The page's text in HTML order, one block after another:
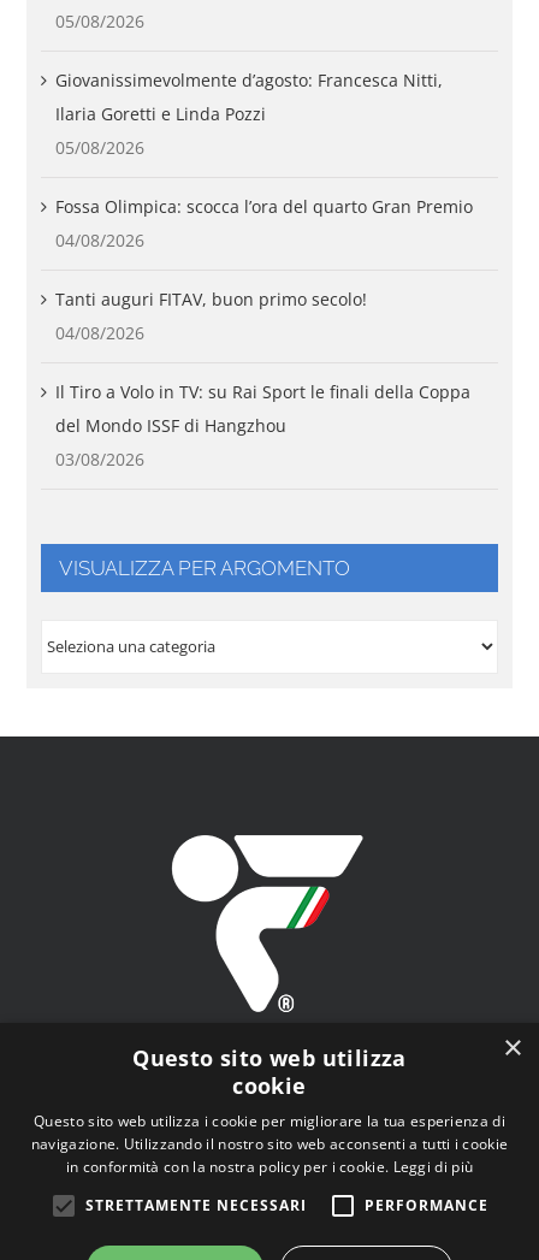
05/08/2026
Giovanissimevolmente d’agosto: Francesca Nitti,
Ilaria Goretti e Linda Pozzi
05/08/2026
Fossa Olimpica: scocca l’ora del quarto Gran Premio
04/08/2026
Tanti auguri FITAV, buon primo secolo!
04/08/2026
Il Tiro a Volo in TV: su Rai Sport le finali della Coppa
del Mondo ISSF di Hangzhou
03/08/2026
VISUALIZZA PER ARGOMENTO
FITAV - Federazione Italiana Tiro a Volo - Viale Tiziano
n.74, 00196 Roma (RM)
×
Questo sito web utilizza
cookie
Questo sito web utilizza i cookie per migliorare la tua esperienza di
navigazione. Utilizzando il nostro sito web acconsenti a tutti i cookie
in conformità con la nostra policy per i cookie. Leggi di più
STRETTAMENTE NECESSARI
PERFORMANCE